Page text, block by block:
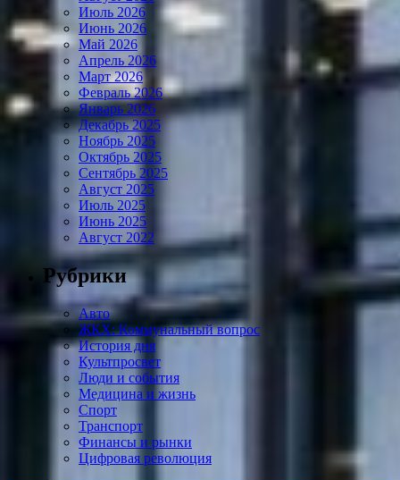
Июль 2026
Июнь 2026
Май 2026
Апрель 2026
Март 2026
Февраль 2026
Январь 2026
Декабрь 2025
Ноябрь 2025
Октябрь 2025
Сентябрь 2025
Август 2025
Июль 2025
Июнь 2025
Август 2022
Рубрики
Авто
ЖКХ: Коммунальный вопрос
История дня
Культпросвет
Люди и события
Медицина и жизнь
Спорт
Транспорт
Финансы и рынки
Цифровая революция